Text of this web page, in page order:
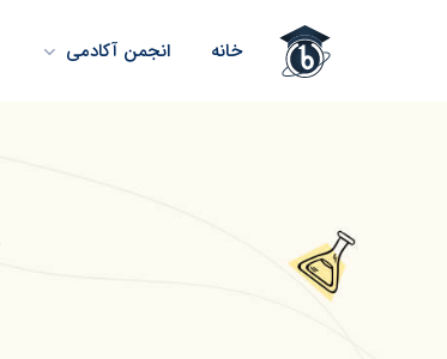
خانه انجمن آکادمی